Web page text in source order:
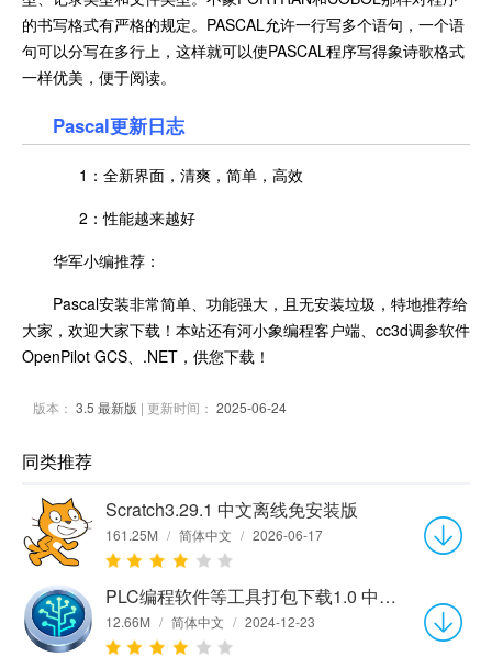
的书写格式有严格的规定。PASCAL允许一行写多个语句，一个语
句可以分写在多行上，这样就可以使PASCAL程序写得象诗歌格式
一样优美，便于阅读。
Pascal更新日志
1：全新界面，清爽，简单，高效
2：性能越来越好
华军小编推荐：
Pascal安装非常简单、功能强大，且无安装垃圾，特地推荐给
大家，欢迎大家下载！本站还有河小象编程客户端、cc3d调参软件
OpenPilot GCS、.NET，供您下载！
版本： 3.5 最新版 | 更新时间： 2025-06-24
同类推荐
Scratch3.29.1 中文离线免安装版
161.25M / 简体中文 / 2026-06-17
PLC编程软件等工具打包下载1.0 中文版
12.66M / 简体中文 / 2024-12-23